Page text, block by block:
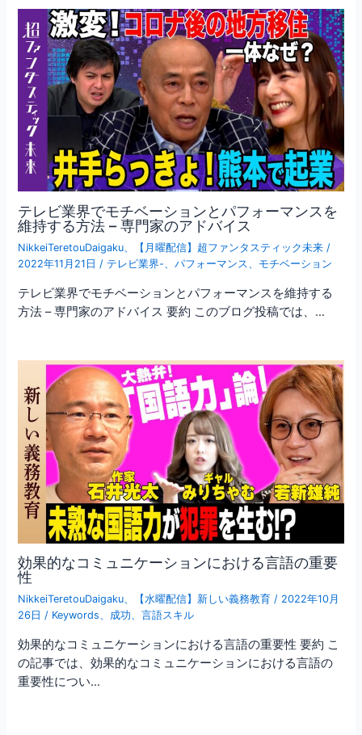
テレビ業界でモチベーションとパフォーマンスを
維持する方法 – 専門家のアドバイス
NikkeiTeretouDaigaku、 【月曜配信】超ファンタスティック未来 /
2022年11月21日 / テレビ業界-、パフォーマンス、 モチベーション
テレビ業界でモチベーションとパフォーマンスを維持する
方法 – 専門家のアドバイス 要約 このブログ投稿では、…
効果的なコミュニケーションにおける言語の重要
性
NikkeiTeretouDaigaku、 【水曜配信】新しい義務教育 / 2022年10月
26日 / Keywords、 成功、言語スキル
効果的なコミュニケーションにおける言語の重要性 要約 こ
の記事では、効果的なコミュニケーションにおける言語の
重要性につい…